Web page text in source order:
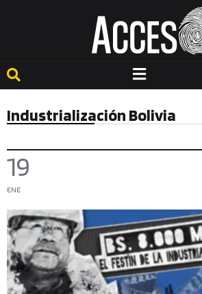
Industrialización Bolivia
19
ENE